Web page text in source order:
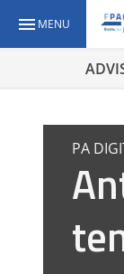
MENU
PA